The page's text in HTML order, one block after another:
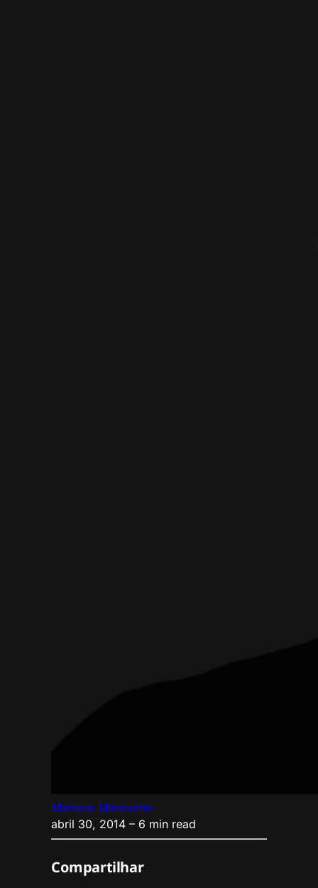
Mariano Marovatto
abril 30, 2014 – 6 min read
Compartilhar